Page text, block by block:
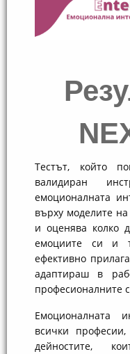
Teстът, който
валидиран
емоционалната
върху моделите
и оценява колко
емоциите си и
ефективно
адаптираш в
професионалните
Емоционалната
всички
дейностите,